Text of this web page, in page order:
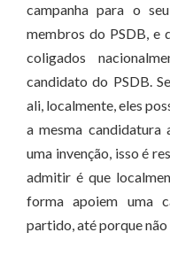
campanha para o
membros do PSDB, e
coligados
candidato do PSDB.
ali, localmente, eles
a mesma candidatura
uma invenção, isso é
admitir é que
forma apoiem uma
partido, até porque não